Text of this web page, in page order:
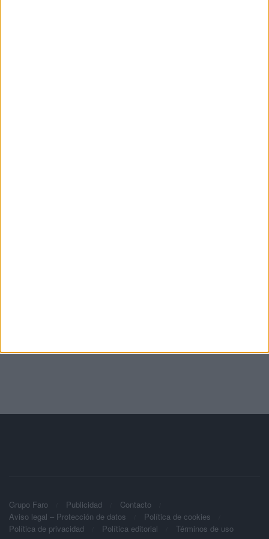
Grupo Faro Publicidad
Contacto
Aviso legal – Protección de datos
Política de cookies
Política de privacidad
Política editorial Términos de uso